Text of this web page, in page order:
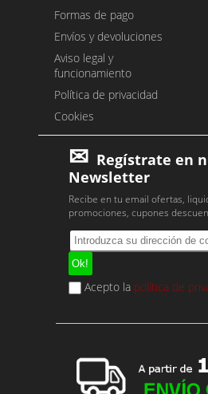
Formas de pago
Envíos y devoluciones
Aviso legal y
funcionamiento
Política de privacidad
Cookies
Regístrate en
Newsletter
Recibe en tu email ofertas,
promociones, cupones
Acepto la política de